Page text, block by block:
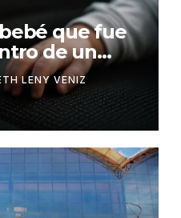
que fue
de un
LENY VENIZ